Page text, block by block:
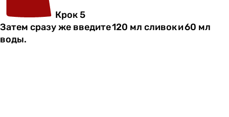
Крок 5
Затем сразу же введите 120 мл сливок и 60 мл
воды.